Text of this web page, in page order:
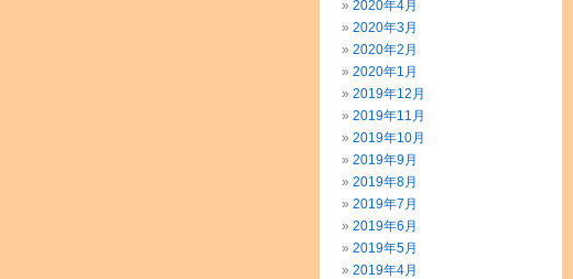
2020年4月
2020年3月
2020年2月
2020年1月
2019年12月
2019年11月
2019年10月
2019年9月
2019年8月
2019年7月
2019年6月
2019年5月
2019年4月